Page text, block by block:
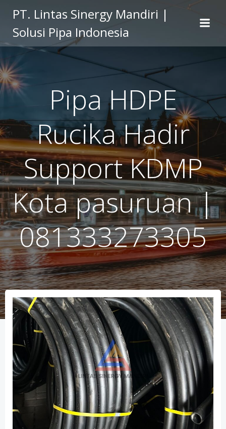
to
content
PT. Lintas Sinergy Mandiri |
Solusi Pipa Indonesia
Pipa HDPE
Rucika Hadir
Support KDMP
Kota pasuruan |
081333273305